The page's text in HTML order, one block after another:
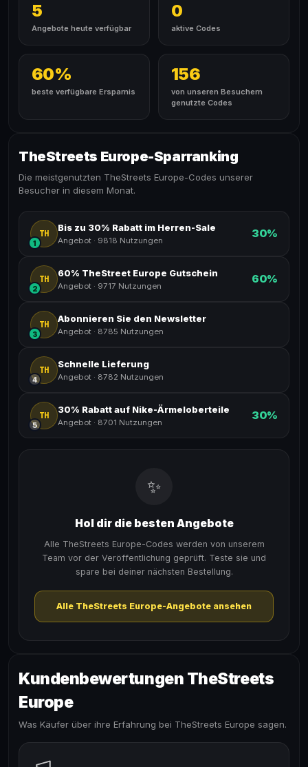
5
Angebote heute verfügbar
0
aktive Codes
60%
beste verfügbare Ersparnis
156
von unseren Besuchern
genutzte Codes
TheStreets Europe-Sparranking
Die meistgenutzten TheStreets Europe-Codes unserer
Besucher in diesem Monat.
TH
1
Bis zu 30% Rabatt im Herren-Sale
Angebot · 9818 Nutzungen
30%
TH
2
60% TheStreet Europe Gutschein
Angebot · 9717 Nutzungen
60%
TH
3
Abonnieren Sie den Newsletter
Angebot · 8785 Nutzungen
TH
4
Schnelle Lieferung
Angebot · 8782 Nutzungen
TH
5
30% Rabatt auf Nike-Ärmeloberteile
Angebot · 8701 Nutzungen
30%
✨
Hol dir die besten Angebote
Alle TheStreets Europe-Codes werden von unserem
Team vor der Veröffentlichung geprüft. Teste sie und
spare bei deiner nächsten Bestellung.
Alle TheStreets Europe-Angebote ansehen
Kundenbewertungen TheStreets
Europe
Was Käufer über ihre Erfahrung bei TheStreets Europe sagen.